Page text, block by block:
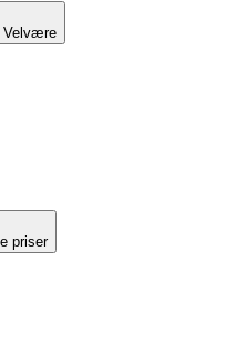
Velvære
priser